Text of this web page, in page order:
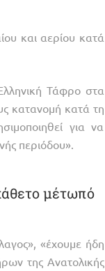
και αερίου κατά
Τάφρο στα
κατανομή κατά τη
για να
περιόδου».
μέτωπό
«έχουμε ήδη
της Ανατολικής